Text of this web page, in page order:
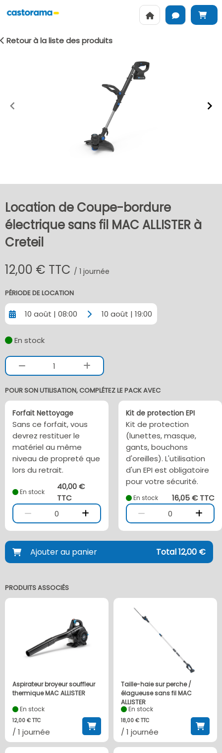
Retour à la liste des produits
Location de Coupe-bordure
électrique sans fil MAC ALLISTER à
Creteil
12,00 € TTC / 1 journée
PÉRIODE DE LOCATION
10 août | 08:00 10 août | 19:00
En stock
1
POUR SON UTILISATION, COMPLÉTEZ LE PACK AVEC
Forfait Nettoyage
Sans ce forfait, vous
devrez restituer le
matériel au même
niveau de propreté que
lors du retrait.
En stock
40,00 €
TTC
0
Kit de protection EPI
Kit de protection
(lunettes, masque,
gants, bouchons
d'oreilles). L'utilisation
d'un EPI est obligatoire
pour votre sécurité.
En stock
16,05 € TTC
0
Ajouter au panier Total 12,00 €
PRODUITS ASSOCIÉS
Aspirateur broyeur souffleur
thermique MAC ALLISTER
En stock
12,00 € TTC
/ 1 journée
Taille-haie sur perche /
élagueuse sans fil MAC
ALLISTER
En stock
18,00 € TTC
/ 1 journée